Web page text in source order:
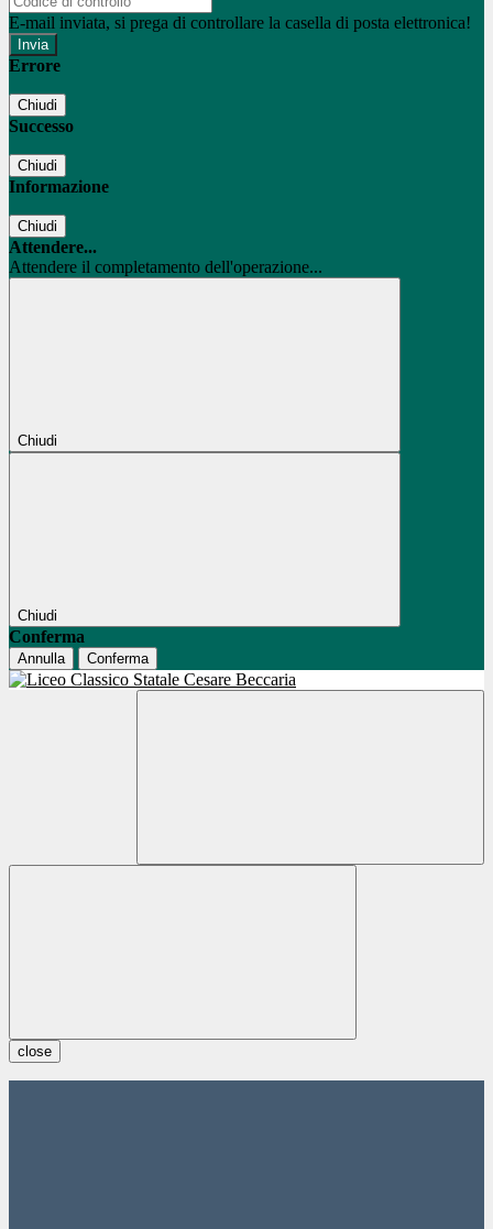
E-mail inviata, si prega di controllare la casella di posta elettronica!
Errore
Chiudi
Successo
Chiudi
Informazione
Chiudi
Attendere...
Attendere il completamento dell'operazione...
Chiudi
Chiudi
Conferma
Annulla Conferma
close